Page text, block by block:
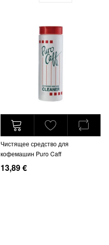
Чистящее средство для
кофемашин Puro Caff
13,89 €